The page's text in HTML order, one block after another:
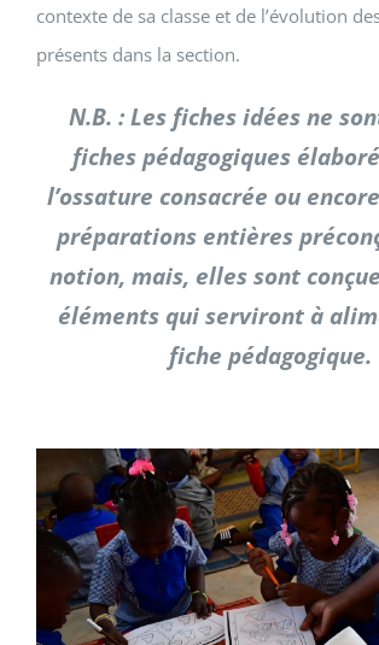
contexte de sa classe et de l’évolution
présents dans la section.
N.B. : Les fiches idées ne
fiches pédagogiques
l’ossature consacrée ou
préparations entières
notion, mais, elles sont
éléments qui serviront à
fiche pédagogique.